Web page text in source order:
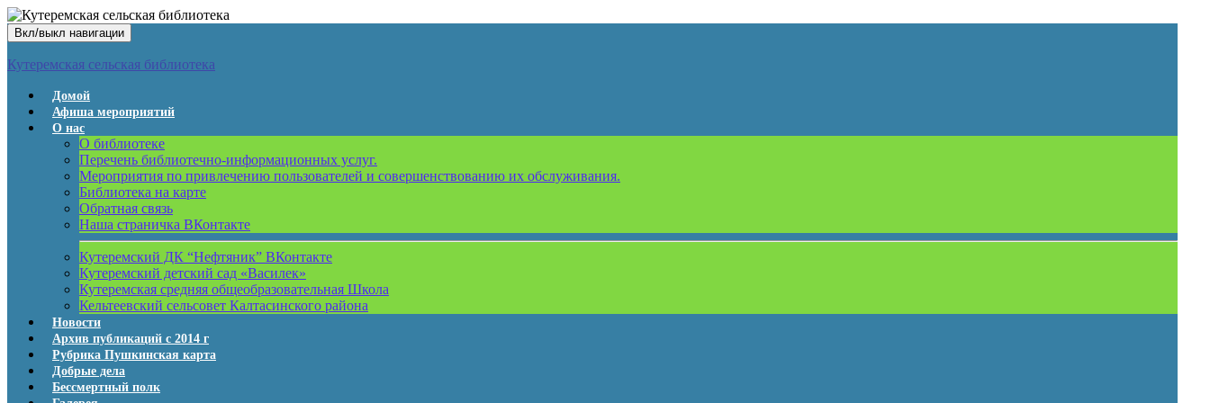
Вкл/выкл навигации
Кутеремская сельская библиотека
Домой
Афиша мероприятий
О нас
О библиотеке
Перечень библиотечно-информационных услуг.
Мероприятия по привлечению пользователей и совершенствованию их обслуживания.
Библиотека на карте
Обратная связь
Наша страничка ВКонтакте
Кутеремский ДК “Нефтяник” ВКонтакте
Кутеремский детский сад «Василек»
Кутеремская средняя общеобразовательная Школа
Кельтеевский сельсовет Калтасинского района
Новости
Архив публикаций с 2014 г
Рубрика Пушкинская карта
Добрые дела
Бессмертный полк